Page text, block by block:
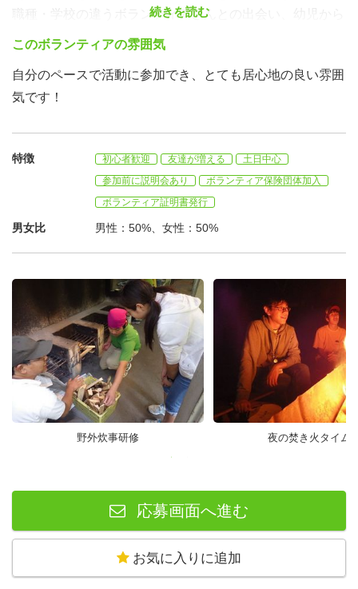
職種・学校の違うボランティアさんとの出会い、幼児から
中学生までの様々な子ども達との交流からたくさんのこと
続きを読む
このボランティアの雰囲気
自分のペースで活動に参加でき、とても居心地の良い雰囲
気です！
特徴 初心者歓迎 友達が増える
土日中心
参加前に説明会あり
ボランティア保険団体加入
ボランティア証明書発行
男女比 男性：50%、女性：50%
野外炊事研修 夜の焚き火タイム
応募画面へ進む
お気に入りに追加